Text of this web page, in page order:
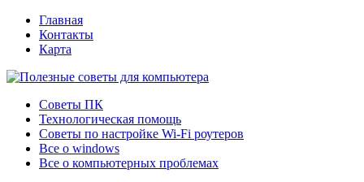
Главная
Контакты
Карта
Советы ПК
Технологическая помощь
Советы по настройке Wi-Fi роутеров
Все о windows
Все о компьютерных проблемах